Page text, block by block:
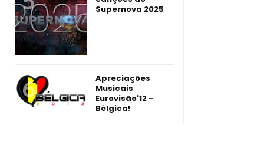
Supernova 2025
Apreciações
Musicais
Eurovisão'12 -
Bélgica!